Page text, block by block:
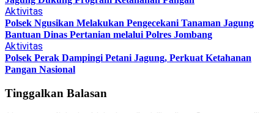
Aktivitas
Polsek Ngusikan Melakukan Pengecekani Tanaman Jagung
Bantuan Dinas Pertanian melalui Polres Jombang
Aktivitas
Polsek Perak Dampingi Petani Jagung, Perkuat Ketahanan
Pangan Nasional
Tinggalkan Balasan